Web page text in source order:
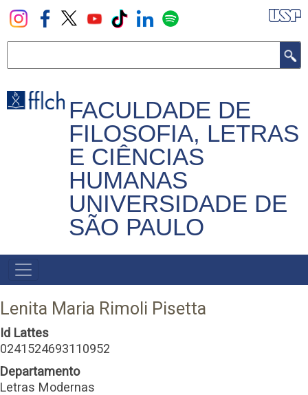
Pular
para
principal
FACULDADE DE
FILOSOFIA, LETRAS
E CIÊNCIAS
HUMANAS
UNIVERSIDADE DE
SÃO PAULO
NAVEGADOR
PRINCIPAL
Lenita Maria Rimoli Pisetta
Id Lattes
0241524693110952
Departamento
Letras Modernas